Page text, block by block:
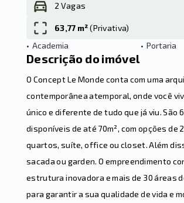
2 Vagas
63,77 m²(Privativa)
• Academia • Portaria
Descrição do imóvel
O Concept Le Monde conta com uma
contemporânea atemporal, onde você
único e diferente de tudo que já viu. São
disponíveis de até 70m², com opções de
quartos, suíte, office ou closet. Além
sacada ou garden. O empreendimento
estrutura inovadora e mais de 30 áreas
para garantir a sua qualidade de vida e